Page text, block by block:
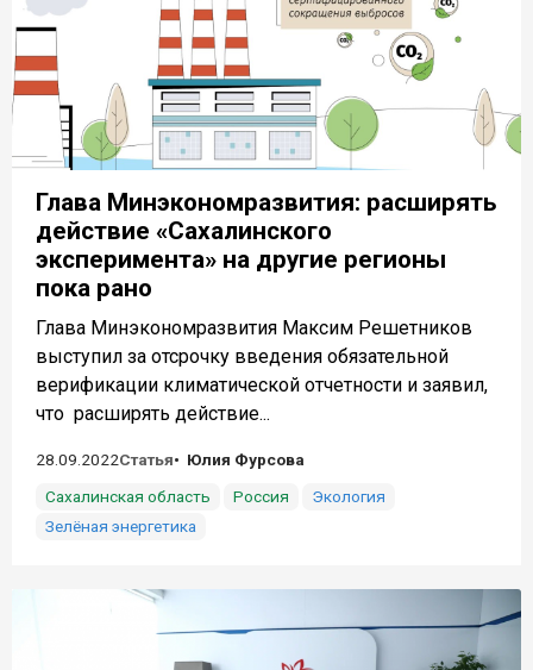
Глава Минэкономразвития: расширять
действие «Сахалинского
эксперимента» на другие регионы
пока рано
Глава Минэкономразвития Максим Решетников
выступил за отсрочку введения обязательной
верификации климатической отчетности и заявил,
что расширять действие...
28.09.2022Статья
Юлия Фурсова
Сахалинская область
Россия
Экология
Зелёная энергетика